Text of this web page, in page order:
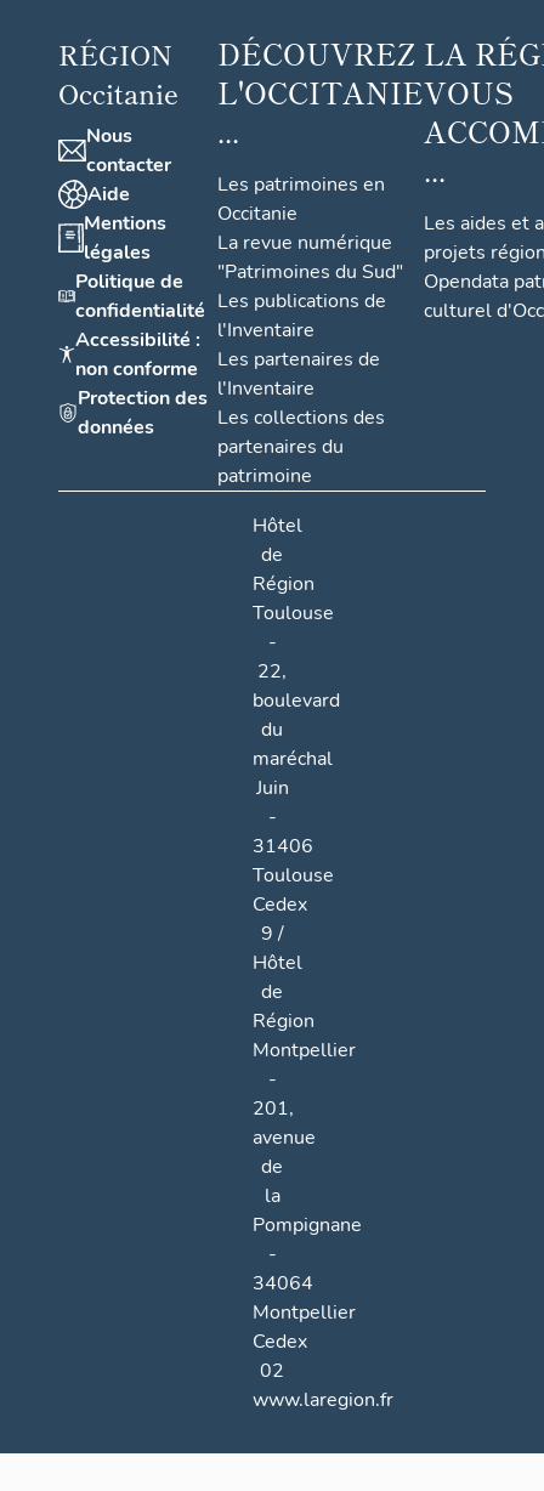
RÉGION
Occitanie
Nous
contacter
Aide
Mentions
légales
Politique de
confidentialité
Accessibilité :
non conforme
Protection des
données
DÉCOUVREZ
L'OCCITANIE
...
Les patrimoines en
Occitanie
La revue numérique
"Patrimoines du Sud"
Les publications de
l'Inventaire
Les partenaires de
l'Inventaire
Les collections des
partenaires du
patrimoine
LA
VOUS
...
Les aides et
projets
Opendata
culturel
Hôtel
de
Région
Toulouse
-
22,
boulevard
du
maréchal
Juin
-
31406
Toulouse
Cedex
9 /
Hôtel
de
Région
Montpellier
-
201,
avenue
de
la
Pompignane
-
34064
Montpellier
Cedex
02
www.laregion.fr